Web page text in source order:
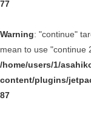
77
Warning: "continue"
mean to use "continue
/home/users/1/
content/plugins/
87